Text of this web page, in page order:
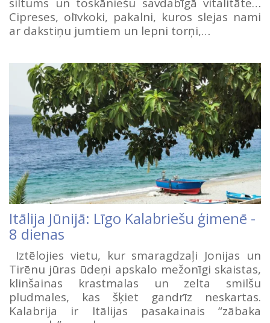
siltums un toskāniešu savdabīgā vitalitāte…
Cipreses, olīvkoki, pakalni, kuros slejas nami
ar dakstiņu jumtiem un lepni torņi,…
Itālija Jūnijā: Līgo Kalabriešu ģimenē -
8 dienas
Iztēlojies vietu, kur smaragdzaļi Jonijas un
Tirēnu jūras ūdeņi apskalo mežonīgi skaistas,
klinšainas krastmalas un zelta smilšu
pludmales, kas šķiet gandrīz neskartas.
Kalabrija ir Itālijas pasakainais “zābaka